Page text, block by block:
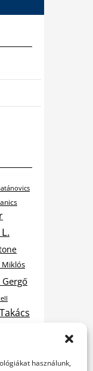
használunk,
Miklós
Gergő
Takács